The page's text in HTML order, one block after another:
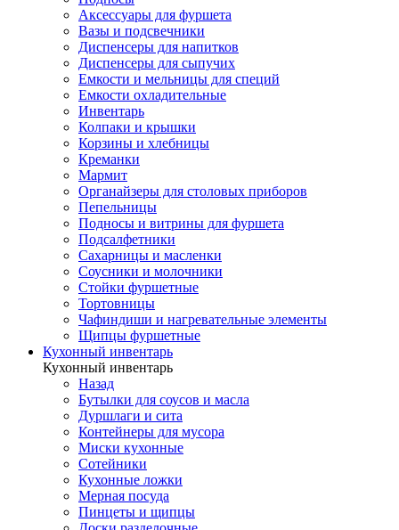
Аксессуары для фуршета
Вазы и подсвечники
Диспенсеры для напитков
Диспенсеры для сыпучих
Емкости и мельницы для специй
Емкости охладительные
Инвентарь
Колпаки и крышки
Корзины и хлебницы
Креманки
Мармит
Органайзеры для столовых приборов
Пепельницы
Подносы и витрины для фуршета
Подсалфетники
Сахарницы и масленки
Соусники и молочники
Стойки фуршетные
Тортовницы
Чафиндиши и нагревательные элементы
Щипцы фуршетные
Кухонный инвентарь
Кухонный инвентарь
Назад
Бутылки для соусов и масла
Дуршлаги и сита
Контейнеры для мусора
Миски кухонные
Сотейники
Кухонные ложки
Мерная посуда
Пинцеты и щипцы